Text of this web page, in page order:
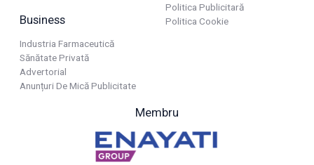
Business
Industria Farmaceutică
Sănătate Privată
Advertorial
Anunțuri De Mică Publicitate
Politica Publicitară
Politica Cookie
Membru